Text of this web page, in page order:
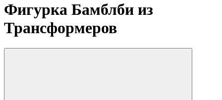
Фигурка Бамблби из
Трансформеров